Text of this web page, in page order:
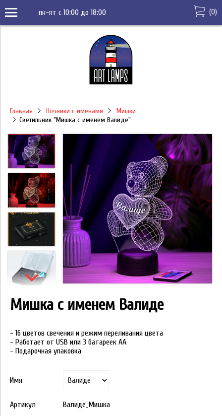
пн-пт с 10:00 до 18:00 (0)
Главная Ночники с именами
Мишки
Светильник "Мишка с именем Валиде"
Мишка с именем Валиде
- 16 цветов свечения и режим переливания цвета
- Работает от USB или 3 батареек АА
- Подарочная упаковка
Имя
Артикул Валиде_Мишка